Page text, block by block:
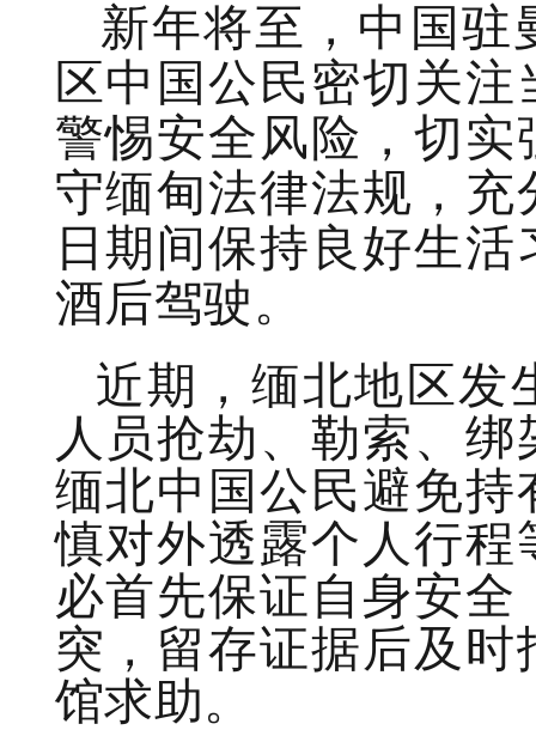
新年将至，中国驻
区中国公民密切关
警惕安全风险，切
守缅甸法律法规，
日期间保持良好生
酒后驾驶。
近期，缅北地区发
人员抢劫、勒索、
缅北中国公民避免
慎对外透露个人行
必首先保证自身安
突，留存证据后及
馆求助。